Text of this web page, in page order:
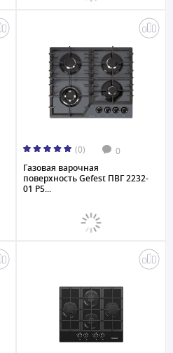
(0) 0
Газовая варочная
поверхность Gefest ПВГ 2232-
01 P5...